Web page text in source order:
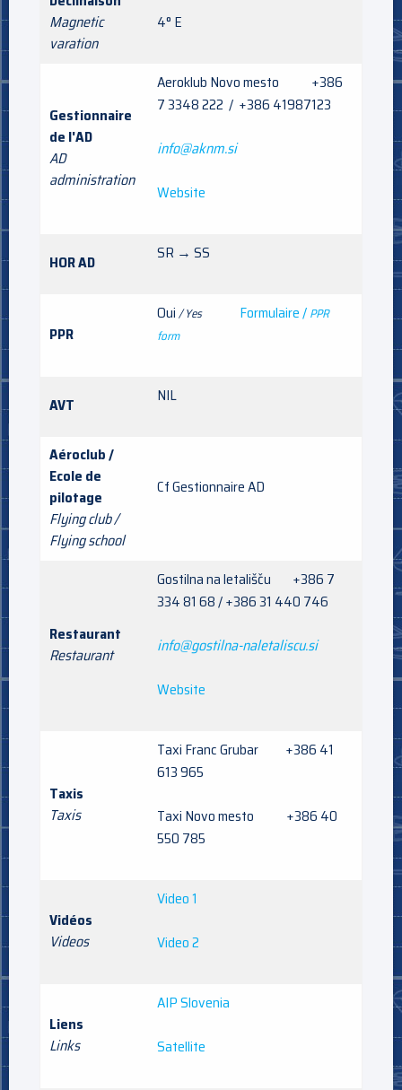
Magnetic
varation
4° E
Gestionnaire
de l'AD
AD
administration
Aeroklub Novo mesto +386
7 3348 222 / +386 41987123
info@aknm.si
Website
HOR AD SR → SS
PPR
Oui/ Yes Formulaire /PPR
form
AVT NIL
Aéroclub /
Ecole de
pilotage
Flying club /
Flying school
Cf Gestionnaire AD
Restaurant
Restaurant
Gostilna na letališču +386 7
334 81 68 / +386 31 440 746
info@gostilna-naletaliscu.si
Website
Taxis
Taxis
Taxi Franc Grubar +386 41
613 965
Taxi Novo mesto +386 40
550 785
Vidéos
Videos
Video 1
Video 2
Liens
Links
AIP Slovenia
Satellite